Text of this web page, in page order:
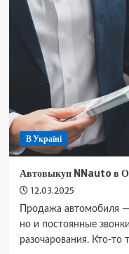
ремонтувати
В Україні
Автовыкуп NNauto в
12.03.2025
Продажа автомобиля
но и постоянные
разочарования. Кто-то